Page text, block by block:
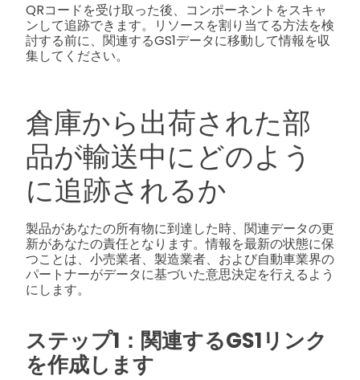
QRコードを受け取った後、コンポーネントをスキャ
ンして追跡できます。リソースを割り当てる方法を検
討する前に、関連するGS1データに移動して情報を収
集してください。
倉庫から出荷された部
品が輸送中にどのよう
に追跡されるか
製品があなたの所有物に到達した時、関連データの更
新があなたの責任となります。情報を最新の状態に保
つことは、小売業者、製造業者、および自動車業界の
パートナーがデータに基づいた意思決定を行えるよう
にします。
ステップ1：関連するGS1リンク
を作成します